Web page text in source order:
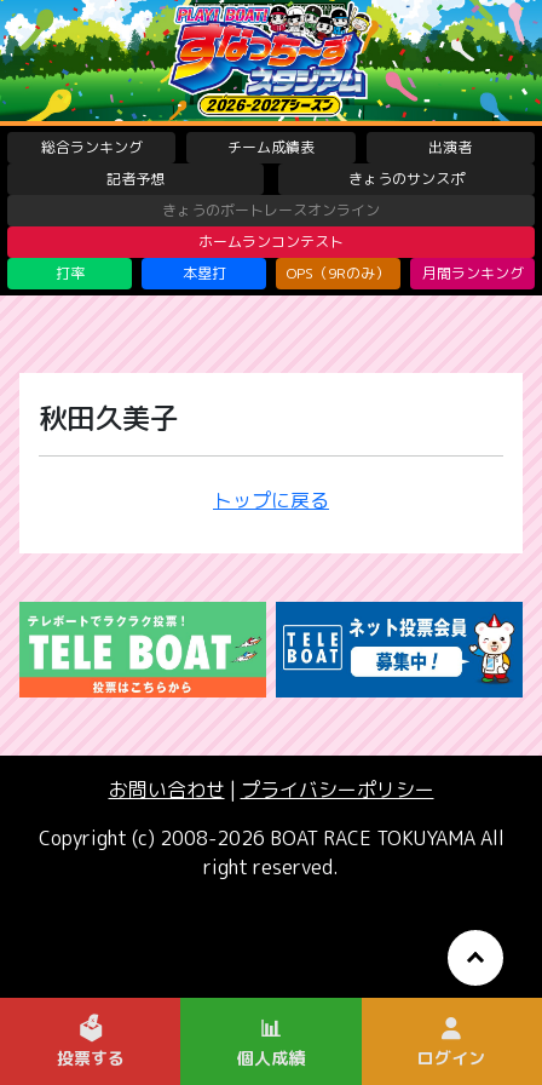
総合ランキング チーム成績表
出演者
記者予想
きょうのサンスポ
きょうのボートレースオンライン
ホームランコンテスト
打率
本塁打 OPS（9Rのみ） 月間ランキング
秋田久美子
トップに戻る
お問い合わせ | プライバシーポリシー
Copyright (c) 2008-2026 BOAT RACE TOKUYAMA All
right reserved.
🗳️
投票する
📊
個人成績 ログイン